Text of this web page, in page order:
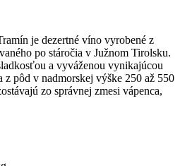
je dezertné víno vyrobené z
po stáročia v Južnom Tirolsku.
a vyváženou vynikajúcou
pôd v nadmorskej výške 250 až 550
zo správnej zmesi vápenca,